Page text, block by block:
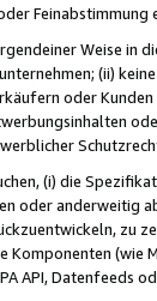
Feinabstimmung
Weise in
(ii)
oder
(i) die
oder anderweitig
zu
Komponenten (wie
API, Datenfeeds